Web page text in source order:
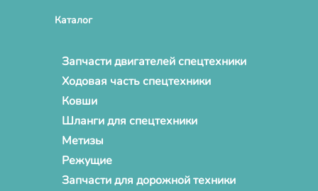
Каталог
Запчасти двигателей спецтехники
Ходовая часть спецтехники
Ковши
Шланги для спецтехники
Метизы
Режущие
Запчасти для дорожной техники